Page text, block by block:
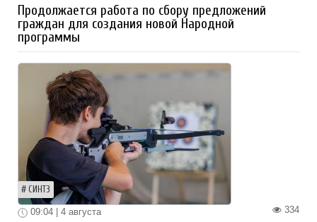
Продолжается работа по сбору предложений
граждан для создания новой Народной
программы
СИНТЗ
334
09:04 | 4 августа